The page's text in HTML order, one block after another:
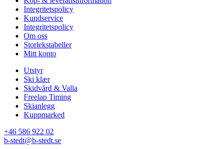
Integritetspolicy
Kundservice
Integritetspolicy
Om oss
Storlekstabeller
Mitt konto
Utstyr
Ski klær
Skidvård & Valla
Freelap Timing
Skianlegg
Kuppmarked
+46 586 922 02
b-stedt@b-stedt.se